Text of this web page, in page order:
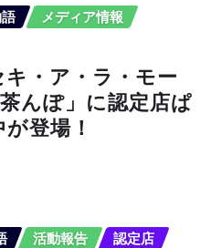
メディア情報
・ア・ラ・モー
んぽ」に認定店ぱ
登場！
活動報告
認定店